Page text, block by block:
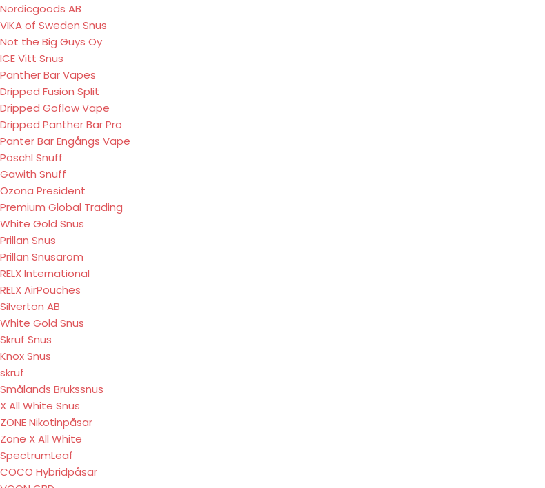
Nordicgoods AB
VIKA of Sweden Snus
Not the Big Guys Oy
ICE Vitt Snus
Panther Bar Vapes
Dripped Fusion Split
Dripped Goflow Vape
Dripped Panther Bar Pro
Panter Bar Engångs Vape
Pöschl Snuff
Gawith Snuff
Ozona President
Premium Global Trading
White Gold Snus
Prillan Snus
Prillan Snusarom
RELX International
RELX AirPouches
Silverton AB
White Gold Snus
Skruf Snus
Knox Snus
skruf
Smålands Brukssnus
X All White Snus
ZONE Nikotinpåsar
Zone X All White
SpectrumLeaf
COCO Hybridpåsar